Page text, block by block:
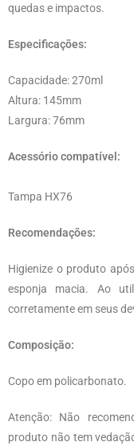
quedas e impactos.
Especificações:
Capacidade: 270ml
Altura: 145mm
Largura: 76mm
Acessório compatível:
Tampa HX76
Recomendações:
Higienize o produto
esponja macia. Ao
corretamente em seus
Composição:
Copo em policarbonato.
Atenção: Não
produto não tem